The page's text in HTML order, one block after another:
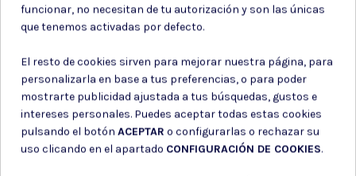
Utiles de
supervivencia
6,25 €
Utiles de
PARACORD SUPERVIVENCIA
VERDE
3,45 €
funcionar, no necesitan de tu autorización y son las únicas
que tenemos activadas por defecto.
El resto de cookies sirven para mejorar nuestra página, para
personalizarla en base a tus preferencias, o para poder
mostrarte publicidad ajustada a tus búsquedas, gustos e
intereses personales. Puedes aceptar todas estas cookies
pulsando el botón ACEPTAR o configurarlas o rechazar su
uso clicando en el apartado CONFIGURACIÓN DE COOKIES.